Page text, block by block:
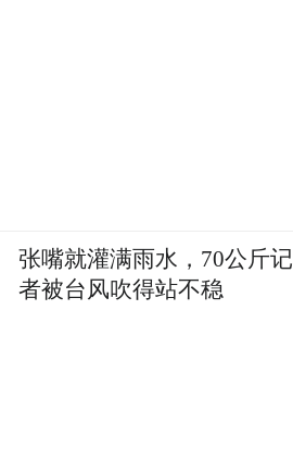
张嘴就灌满雨水，70公斤记
者被台风吹得站不稳